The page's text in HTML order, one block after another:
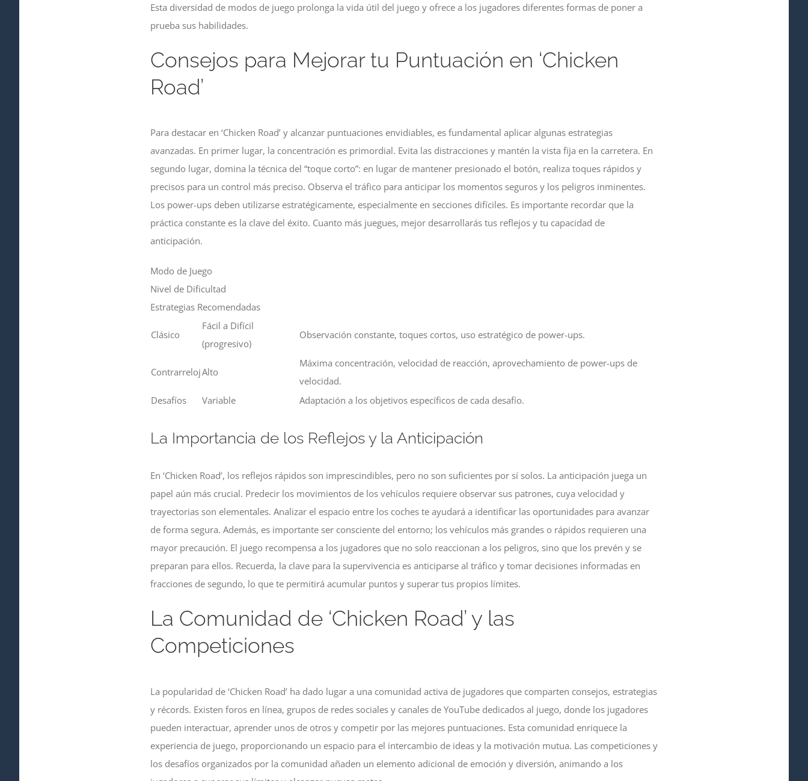
Esta diversidad de modos de juego prolonga la vida útil del juego y ofrece a los jugadores diferentes formas de poner a
prueba sus habilidades.
Consejos para Mejorar tu Puntuación en ‘Chicken
Road’
Para destacar en ‘Chicken Road’ y alcanzar puntuaciones envidiables, es fundamental aplicar algunas estrategias
avanzadas. En primer lugar, la concentración es primordial. Evita las distracciones y mantén la vista fija en la carretera. En
segundo lugar, domina la técnica del “toque corto”: en lugar de mantener presionado el botón, realiza toques rápidos y
precisos para un control más preciso. Observa el tráfico para anticipar los momentos seguros y los peligros inminentes.
Los power-ups deben utilizarse estratégicamente, especialmente en secciones difíciles. Es importante recordar que la
práctica constante es la clave del éxito. Cuanto más juegues, mejor desarrollarás tus reflejos y tu capacidad de
anticipación.
Modo de Juego
Nivel de Dificultad
Estrategias Recomendadas
Clásico
Fácil a Difícil
(progresivo)
Observación constante, toques cortos, uso estratégico de power-ups.
ContrarrelojAlto
Máxima concentración, velocidad de reacción, aprovechamiento de power-ups de
velocidad.
Desafíos
Variable Adaptación a los objetivos específicos de cada desafío.
La Importancia de los Reflejos y la Anticipación
En ‘Chicken Road’, los reflejos rápidos son imprescindibles, pero no son suficientes por sí solos. La anticipación juega un
papel aún más crucial. Predecir los movimientos de los vehículos requiere observar sus patrones, cuya velocidad y
trayectorias son elementales. Analizar el espacio entre los coches te ayudará a identificar las oportunidades para avanzar
de forma segura. Además, es importante ser consciente del entorno; los vehículos más grandes o rápidos requieren una
mayor precaución. El juego recompensa a los jugadores que no solo reaccionan a los peligros, sino que los prevén y se
preparan para ellos. Recuerda, la clave para la supervivencia es anticiparse al tráfico y tomar decisiones informadas en
fracciones de segundo, lo que te permitirá acumular puntos y superar tus propios límites.
La Comunidad de ‘Chicken Road’ y las
Competiciones
La popularidad de ‘Chicken Road’ ha dado lugar a una comunidad activa de jugadores que comparten consejos, estrategias
y récords. Existen foros en línea, grupos de redes sociales y canales de YouTube dedicados al juego, donde los jugadores
pueden interactuar, aprender unos de otros y competir por las mejores puntuaciones. Esta comunidad enriquece la
experiencia de juego, proporcionando un espacio para el intercambio de ideas y la motivación mutua. Las competiciones y
los desafíos organizados por la comunidad añaden un elemento adicional de emoción y diversión, animando a los